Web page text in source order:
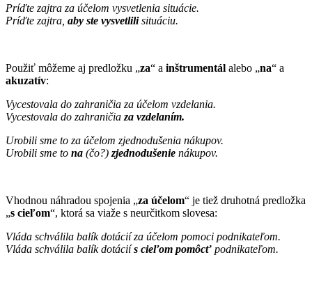
Príďte zajtra za účelom vysvetlenia situácie.
Príďte zajtra, aby ste vysvetlilisituáciu.
Použiť môžeme aj predložku „za“ a inštrumentál alebo „na“ a
akuzatív:
Vycestovala do zahraničia za účelom vzdelania.
Vycestovala do zahraničia za vzdelaním.
Urobili sme to za účelom zjednodušenia nákupov.
Urobili sme to na (čo?) zjednodušenie nákupov.
Vhodnou náhradou spojenia „za účelom“ je tiež druhotná predložka
„s cieľom“, ktorá sa viaže s neurčitkom slovesa:
Vláda schválila balík dotácií za účelom pomoci podnikateľom.
Vláda schválila balík dotáciís cieľom pomôcť podnikateľom.